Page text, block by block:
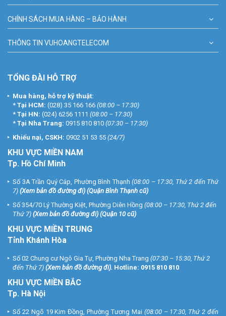
CHÍNH SÁCH MUA HÀNG – BẢO HÀNH
THÔNG TIN VUHOANGTELECOM
TỔNG ĐÀI HỖ TRỢ
Mua hàng, hỗ trợ kỹ thuật:
* Tại HCM: (028) 35 166 166 (08:00 – 17:30)
* Tại HN: (024) 6256 1111 (08:00 – 17:30)
* Tại Nha Trang: 0915 810 810 (07:30 – 17:30)
Khiếu nại, CSKH: 0902 51 53 55 (24/7)
KHU VỰC MIỀN NAM
Tp. Hồ Chí Minh
Số 3A Trần Quý Cáp, Phường Bình Thạnh (08:00 – 17:30, Thứ 2 đến Thứ
7) (Xem bản đồ đường đi) (Quận Bình Thạnh cũ)
Số 354/70 Lý Thường Kiệt, Phường Diên Hồng (08:00 – 17:30, Thứ 2 đến
Thứ 7) (Xem bản đồ đường đi) (Quận 10 cũ)
KHU VỰC MIỀN TRUNG
Tỉnh Khánh Hòa
Số 02 Chung cư Ngô Gia Tự, Phường Nha Trang (07:30 – 15:30, Thứ 2
đến Thứ 7) (Xem bản đồ đường đi). Hotline: 0915 810 810
KHU VỰC MIỀN BẮC
Tp. Hà Nội
Số 22 Ngõ 19 Kim Đồng, Phường Tương Mai (08:00 – 17:30, Thứ 2 đến